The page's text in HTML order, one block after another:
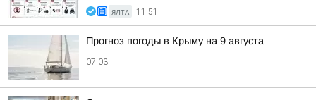
ЯЛТА 11:51
Прогноз погоды в Крыму на 9 августа
07:03